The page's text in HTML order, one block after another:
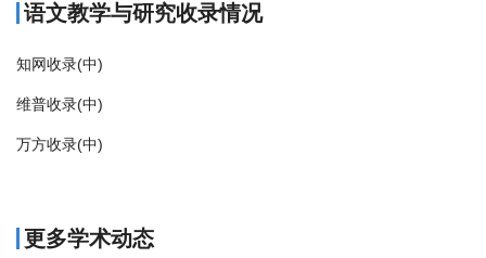
语文教学与研究收录情况
知网收录(中)
维普收录(中)
万方收录(中)
更多学术动态